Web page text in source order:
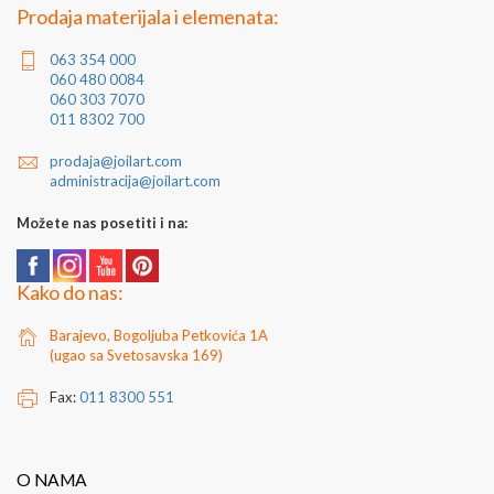
Za dodatne informacije kontaktirajte nas putem e-
Dodatni nazivi proizvoda: otkivak...
Prodaja materijala i elemenata:
063 354 000
060 480 0084
060 303 7070
011 8302 700
prodaja@joilart.com
administracija@joilart.com
Možete nas posetiti i na:
Kako do nas:
Barajevo, Bogoljuba Petkovića 1A
(ugao sa Svetosavska 169)
Fax:011 8300 551
O NAMA